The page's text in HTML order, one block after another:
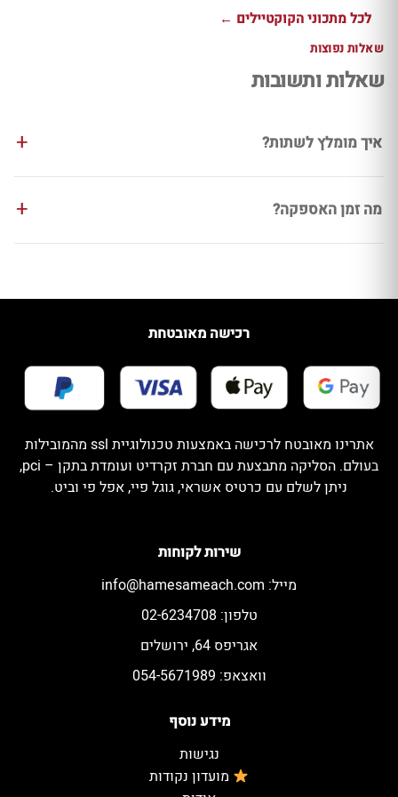
לכל מתכוני הקוקטיילים ←
שאלות נפוצות
שאלות ותשובות
איך מומלץ לשתות?
מה זמן האספקה?
מידע נוסף
נגישות
מועדון נקודות
שירות לקוחות
מייל: info@hamesameach.com
טלפון: 02-6234708
אגריפס 64, ירושלים
וואצאפ: 054-5671989
רכישה מאובטחת
אתרינו מאובטח לרכישה באמצעות טכנולוגיית ssl מהמובילות
בעולם. הסליקה מתבצעת עם חברת זקרדיט ועומדת בתקן – pci,
ניתן לשלם עם כרטיס אשראי, גוגל פיי, אפל פי וביט.